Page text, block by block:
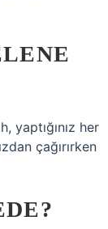
yaptığınız her
çağırırken